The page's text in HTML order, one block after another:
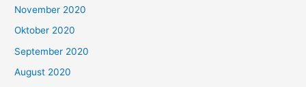
November 2020
Oktober 2020
September 2020
August 2020